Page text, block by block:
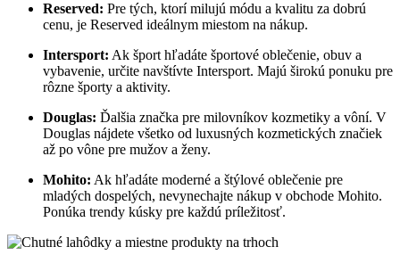
Reserved: Pre tých, ktorí milujú módu a kvalitu za dobrú
cenu, je Reserved ideálnym miestom na nákup.
Intersport: Ak šport hľadáte športové oblečenie, obuv a
vybavenie, určite navštívte Intersport. Majú širokú ponuku pre
rôzne športy a aktivity.
Douglas: Ďalšia značka pre milovníkov kozmetiky a vôní. V
Douglas nájdete všetko od luxusných kozmetických značiek
až po vône pre mužov a ženy.
Mohito: Ak hľadáte moderné a štýlové oblečenie pre
mladých dospelých, nevynechajte nákup v obchode Mohito.
Ponúka trendy kúsky pre každú príležitosť.